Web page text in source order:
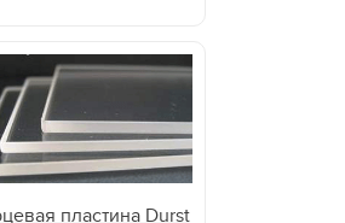
пластина Durst